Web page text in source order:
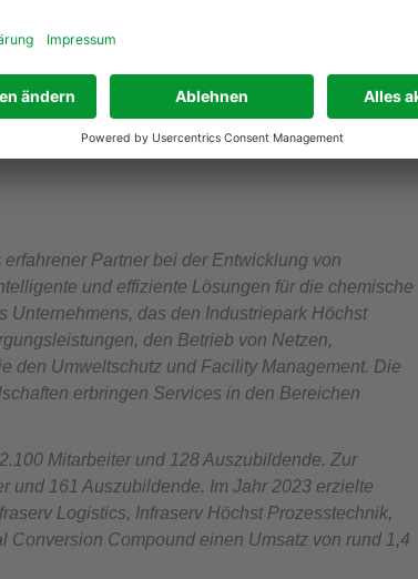
heißen Stein.
die Unternehmen zielgerichtet zu
aufgrund der hohen Energiepreise nicht
Zukunftsperspektive energieintensive
Maßnahmenpaket der Bundesregierung nicht
Partner bei der Entwicklung von
und effiziente Lösungen für die chemische
Unternehmens, das den Industriepark Höchst
den Betrieb von Netzen,
den Umweltschutz und Facility Management. Die
erbringen Services in den Bereichen
Mitarbeiter und 128 Auszubildende. Zur
und 161 Auszubildende. Im Jahr 2023 erzielte
Logistics, Infraserv Höchst Prozesstechnik,
Conversion Compound einen Umsatz von rund 1,4